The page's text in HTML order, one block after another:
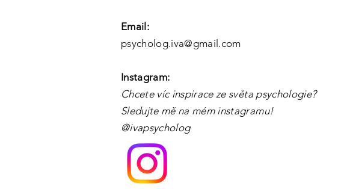
Email:
psycholog.iva@gmail.com
Instagram:
Chcete víc inspirace ze světa psychologie?
Sledujte mě na mém instagramu!​
@ivapsycholog